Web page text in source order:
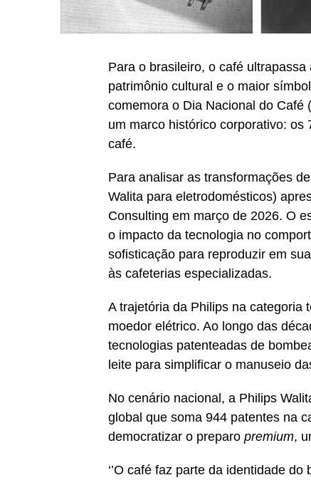
Para o brasileiro, o café
patrimônio cultural e o maior
comemora o Dia Nacional do Café
um marco histórico corporativo: os
café.
Para analisar as transformações
Walita para eletrodomésticos)
Consulting em março de 2026. O
o impacto da tecnologia no
sofisticação para reproduzir em
às cafeterias especializadas.
A trajetória da Philips na categoria
moedor elétrico. Ao longo das
tecnologias patenteadas de
leite para simplificar o manuseio
No cenário nacional, a Philips
global que soma 944 patentes na
democratizar o preparo premium,
‘’O café faz parte da identidade